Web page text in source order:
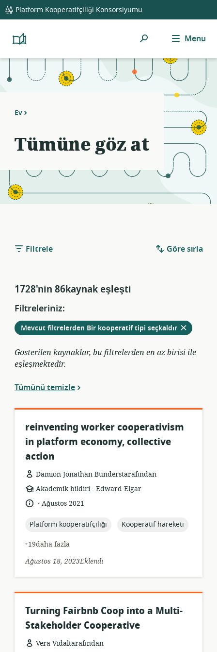
global
navigation
Platform Kooperatifçiliği Konsorsiyumu
Platform
Resource
Ara Menu
Ev
Tümüne göz at
Filtrele Göre sırla
1728'nin 86kaynak eşleşti
Filtreleriniz:
Mevcut filtrelerden Bir kooperatif tipi seçkaldır
Gösterilen kaynaklar, bu filtrelerden en az birisi ile
eşleşmektedir.
Tümünü temizle
reinventing worker cooperativism
in platform economy, collective
action
Damion Jonathan Bunderstarafından
Kaynak
formatı:
Akademik bildiri .
yayıncı:
Edward Elgar
Dil: .
YayınAğustos 2021
topic:
Platform kooperatifçiliği topic:
Kooperatif hareketi
+19daha fazla
Ağustos 18, 2023Eklendi
Turning Fairbnb Coop into a Multi-
Stakeholder Cooperative
Vera Vidaltarafından
Notifications
21
filters
Resource